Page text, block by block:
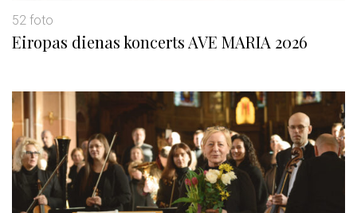
52 foto
Eiropas dienas koncerts AVE MARIA 2026